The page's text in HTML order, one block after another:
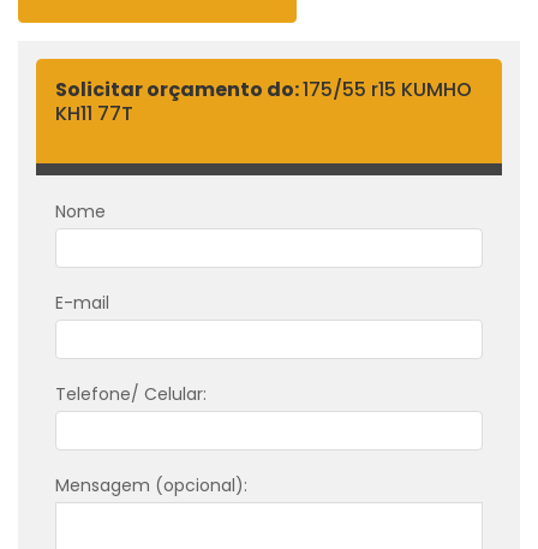
Solicitar orçamento do:175/55 r15 KUMHO
KH11 77T
Nome
E-mail
Telefone/ Celular:
Mensagem (opcional):